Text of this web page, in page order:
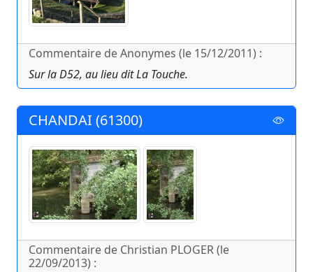
Commentaire de Anonymes (le 15/12/2011) :
Sur la D52, au lieu dit La Touche.
CHANDAI (61300)
Commentaire de Christian PLOGER (le
22/09/2013) :